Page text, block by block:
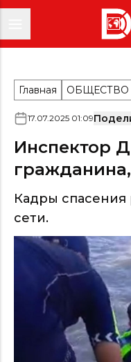
Главная ОБЩЕСТВО
17.07.2025 01:09
Инспектор
Кадры спасения
сети.